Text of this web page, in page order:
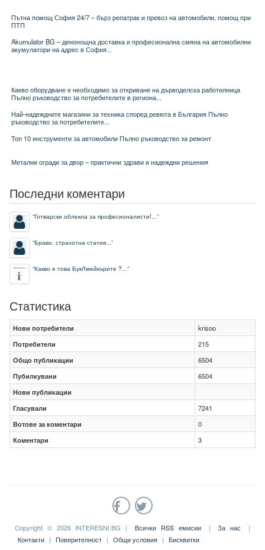
Пътна помощ София 24/7 – бърз репатрак и превоз на автомобили, помощ при
ПТП
Akumulator BG – денонощна доставка и професионална смяна на автомобилни
акумулатори на адрес в София...
Какво оборудване е необходимо за откриване на дърводелска работилница
Пълно ръководство за потребителите в региона...
Най-надеждните магазини за техника според ревюта в България Пълно
ръководство за потребителите...
Топ 10 инструменти за автомобили Пълно ръководство за ремонт
Метални огради за двор – практични здрави и надеждни решения
Последни коментари
“Готварски облекла за професионалисти!...”
“Браво, страхотна статия...”
“Какво е това БукЛмейкърите ?...”
Статистика
Нови потребители
krisoo
Потребители
215
Общо публикации
6504
Пубилкувани
6504
Нови публикации
Гласували
7241
Вотове за коментари
0
Коментари
3
Copyright © 2026 INTERESNI.BG | Всички RSS емисии | За нас
|
Контакти | Поверителност | Общи условия | Бисквитки